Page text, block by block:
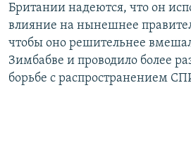
Британии надеются, что он
влияние на нынешнее
чтобы оно решительнее
Зимбабве и проводило более
борьбе с распространением